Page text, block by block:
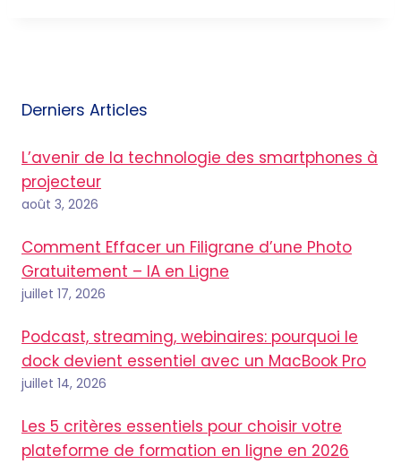
Derniers Articles
L’avenir de la technologie des smartphones à
projecteur
août 3, 2026
Comment Effacer un Filigrane d’une Photo
Gratuitement – IA en Ligne
juillet 17, 2026
Podcast, streaming, webinaires: pourquoi le
dock devient essentiel avec un MacBook Pro
juillet 14, 2026
Les 5 critères essentiels pour choisir votre
plateforme de formation en ligne en 2026